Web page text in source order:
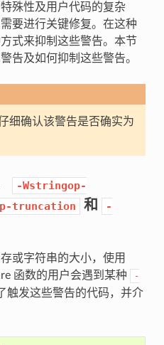
殊性及用户代码的复杂
要进行关键修复。在这种
式来抑制这些警告。本节
告及如何抑制这些警告。
细确认该警告是否确实为
-Wstringop-
truncation 和
-
或字符串的大小，使用
函数的用户会遇到某种
-
触发这些警告的代码，并介